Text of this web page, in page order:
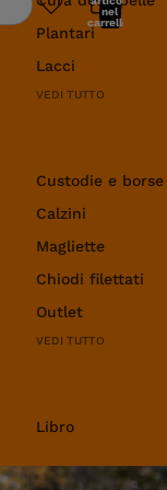
Plantari
Lacci
VEDI TUTTO
Custodie e
Calzini
Magliette
Chiodi filettati
Outlet
VEDI TUTTO
Libro
nel
carrello: